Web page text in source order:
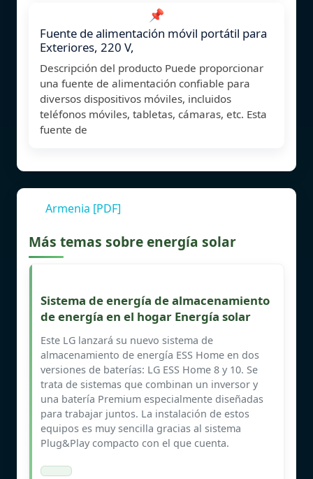
📌
Fuente de alimentación móvil portátil para
Exteriores, 220 V,
Descripción del producto Puede proporcionar
una fuente de alimentación confiable para
diversos dispositivos móviles, incluidos
teléfonos móviles, tabletas, cámaras, etc. Esta
fuente de
Armenia [PDF]
Más temas sobre energía solar
Sistema de energía de almacenamiento
de energía en el hogar Energía solar
Este LG lanzará su nuevo sistema de
almacenamiento de energía ESS Home en dos
versiones de baterías: LG ESS Home 8 y 10. Se
trata de sistemas que combinan un inversor y
una batería Premium especialmente diseñadas
para trabajar juntos. La instalación de estos
equipos es muy sencilla gracias al sistema
Plug&Play compacto con el que cuenta.